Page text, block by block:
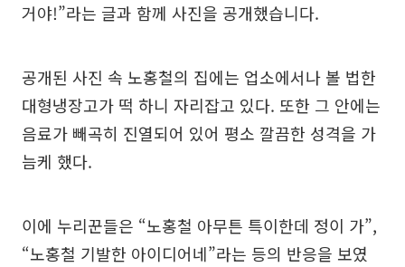
거야!”라는 글과 함께 사진을 공개했습니다.
공개된 사진 속 노홍철의 집에는 업소에서나 볼 법한
대형냉장고가 떡 하니 자리잡고 있다. 또한 그 안에는
음료가 빼곡히 진열되어 있어 평소 깔끔한 성격을 가
늠케 했다.
이에 누리꾼들은 “노홍철 아무튼 특이한데 정이 가”,
“노홍철 기발한 아이디어네”라는 등의 반응을 보였